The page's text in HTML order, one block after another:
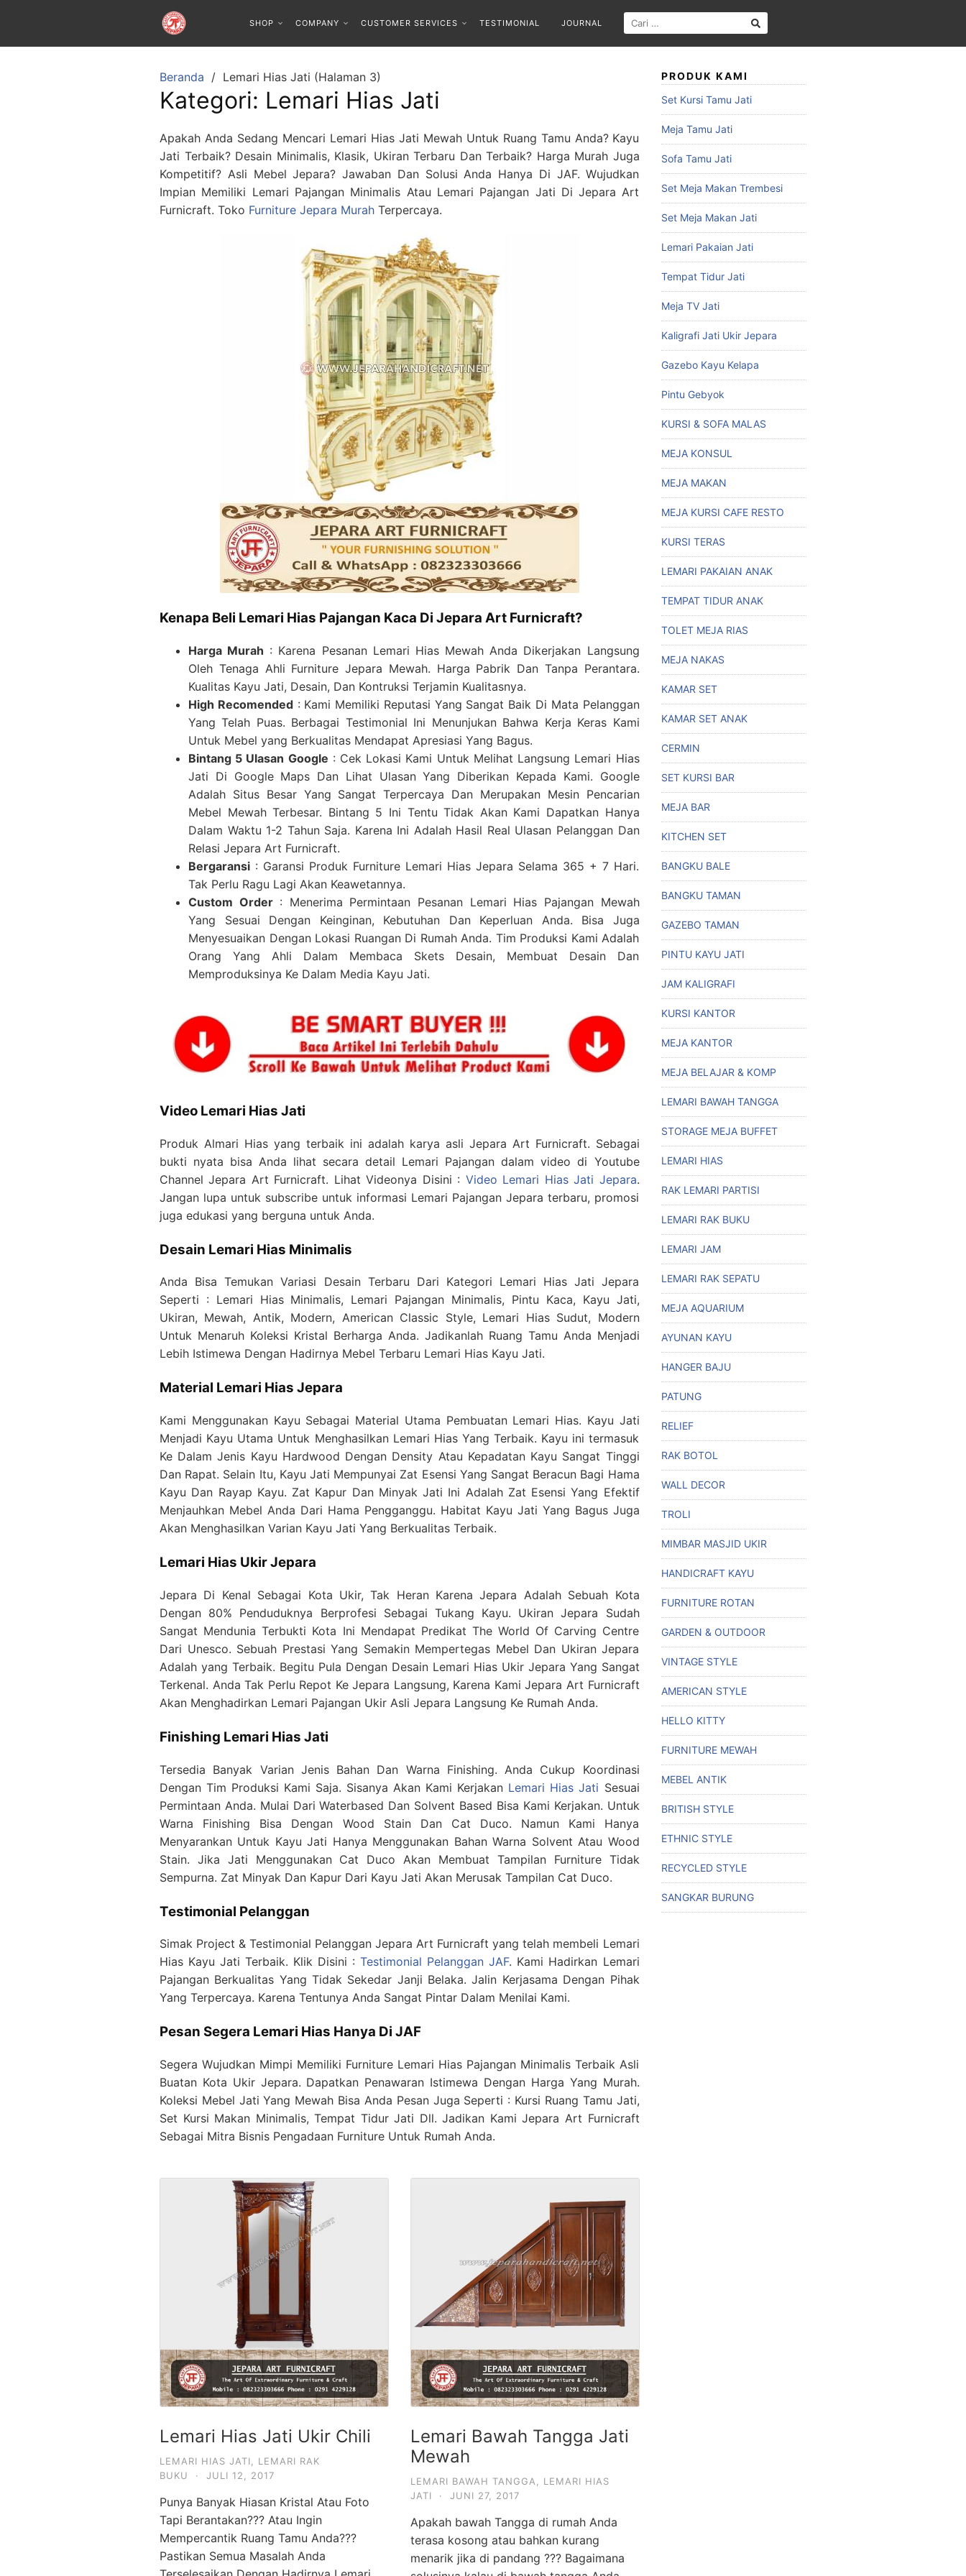
SHOP COMPANY CUSTOMER SERVICES TESTIMONIAL JOURNAL
Beranda Lemari Hias Jati (Halaman 3)
Kategori: Lemari Hias Jati
Apakah Anda Sedang Mencari Lemari Hias Jati Mewah Untuk Ruang Tamu Anda? Kayu
Jati Terbaik? Desain Minimalis, Klasik, Ukiran Terbaru Dan Terbaik? Harga Murah Juga
Kompetitif? Asli Mebel Jepara? Jawaban Dan Solusi Anda Hanya Di JAF. Wujudkan
Impian Memiliki Lemari Pajangan Minimalis Atau Lemari Pajangan Jati Di Jepara Art
Furnicraft. Toko Furniture Jepara Murah Terpercaya.
Kenapa Beli Lemari Hias Pajangan Kaca Di Jepara Art Furnicraft?
Harga Murah : Karena Pesanan Lemari Hias Mewah Anda Dikerjakan Langsung
Oleh Tenaga Ahli Furniture Jepara Mewah. Harga Pabrik Dan Tanpa Perantara.
Kualitas Kayu Jati, Desain, Dan Kontruksi Terjamin Kualitasnya.
High Recomended: Kami Memiliki Reputasi Yang Sangat Baik Di Mata Pelanggan
Yang Telah Puas. Berbagai Testimonial Ini Menunjukan Bahwa Kerja Keras Kami
Untuk Mebel yang Berkualitas Mendapat Apresiasi Yang Bagus.
Bintang 5 Ulasan Google : Cek Lokasi Kami Untuk Melihat Langsung Lemari Hias
Jati Di Google Maps Dan Lihat Ulasan Yang Diberikan Kepada Kami. Google
Adalah Situs Besar Yang Sangat Terpercaya Dan Merupakan Mesin Pencarian
Mebel Mewah Terbesar. Bintang 5 Ini Tentu Tidak Akan Kami Dapatkan Hanya
Dalam Waktu 1-2 Tahun Saja. Karena Ini Adalah Hasil Real Ulasan Pelanggan Dan
Relasi Jepara Art Furnicraft.
Bergaransi : Garansi Produk Furniture Lemari Hias Jepara Selama 365 + 7 Hari.
Tak Perlu Ragu Lagi Akan Keawetannya.
Custom Order: Menerima Permintaan Pesanan Lemari Hias Pajangan Mewah
Yang Sesuai Dengan Keinginan, Kebutuhan Dan Keperluan Anda. Bisa Juga
Menyesuaikan Dengan Lokasi Ruangan Di Rumah Anda. Tim Produksi Kami Adalah
Orang Yang Ahli Dalam Membaca Skets Desain, Membuat Desain Dan
Memproduksinya Ke Dalam Media Kayu Jati.
Video Lemari Hias Jati
Produk Almari Hias yang terbaik ini adalah karya asli Jepara Art Furnicraft. Sebagai
bukti nyata bisa Anda lihat secara detail Lemari Pajangan dalam video di Youtube
Channel Jepara Art Furnicraft. Lihat Videonya Disini : Video Lemari Hias Jati Jepara.
Jangan lupa untuk subscribe untuk informasi Lemari Pajangan Jepara terbaru, promosi
juga edukasi yang berguna untuk Anda.
Desain Lemari Hias Minimalis
Anda Bisa Temukan Variasi Desain Terbaru Dari Kategori Lemari Hias Jati Jepara
Seperti : Lemari Hias Minimalis, Lemari Pajangan Minimalis, Pintu Kaca, Kayu Jati,
Ukiran, Mewah, Antik, Modern, American Classic Style, Lemari Hias Sudut, Modern
Untuk Menaruh Koleksi Kristal Berharga Anda. Jadikanlah Ruang Tamu Anda Menjadi
Lebih Istimewa Dengan Hadirnya Mebel Terbaru Lemari Hias Kayu Jati.
Material Lemari Hias Jepara
Kami Menggunakan Kayu Sebagai Material Utama Pembuatan Lemari Hias. Kayu Jati
Menjadi Kayu Utama Untuk Menghasilkan Lemari Hias Yang Terbaik. Kayu ini termasuk
Ke Dalam Jenis Kayu Hardwood Dengan Density Atau Kepadatan Kayu Sangat Tinggi
Dan Rapat. Selain Itu, Kayu Jati Mempunyai Zat Esensi Yang Sangat Beracun Bagi Hama
Kayu Dan Rayap Kayu. Zat Kapur Dan Minyak Jati Ini Adalah Zat Esensi Yang Efektif
Menjauhkan Mebel Anda Dari Hama Pengganggu. Habitat Kayu Jati Yang Bagus Juga
Akan Menghasilkan Varian Kayu Jati Yang Berkualitas Terbaik.
Lemari Hias Ukir Jepara
Jepara Di Kenal Sebagai Kota Ukir, Tak Heran Karena Jepara Adalah Sebuah Kota
Dengan 80% Penduduknya Berprofesi Sebagai Tukang Kayu. Ukiran Jepara Sudah
Sangat Mendunia Terbukti Kota Ini Mendapat Predikat The World Of Carving Centre
Dari Unesco. Sebuah Prestasi Yang Semakin Mempertegas Mebel Dan Ukiran Jepara
Adalah yang Terbaik. Begitu Pula Dengan Desain Lemari Hias Ukir Jepara Yang Sangat
Terkenal. Anda Tak Perlu Repot Ke Jepara Langsung, Karena Kami Jepara Art Furnicraft
Akan Menghadirkan Lemari Pajangan Ukir Asli Jepara Langsung Ke Rumah Anda.
Finishing Lemari Hias Jati
Tersedia Banyak Varian Jenis Bahan Dan Warna Finishing. Anda Cukup Koordinasi
Dengan Tim Produksi Kami Saja. Sisanya Akan Kami Kerjakan Lemari Hias Jati Sesuai
Permintaan Anda. Mulai Dari Waterbased Dan Solvent Based Bisa Kami Kerjakan. Untuk
Warna Finishing Bisa Dengan Wood Stain Dan Cat Duco. Namun Kami Hanya
Menyarankan Untuk Kayu Jati Hanya Menggunakan Bahan Warna Solvent Atau Wood
Stain. Jika Jati Menggunakan Cat Duco Akan Membuat Tampilan Furniture Tidak
Sempurna. Zat Minyak Dan Kapur Dari Kayu Jati Akan Merusak Tampilan Cat Duco.
Testimonial Pelanggan
Simak Project & Testimonial Pelanggan Jepara Art Furnicraft yang telah membeli Lemari
Hias Kayu Jati Terbaik. Klik Disini : Testimonial Pelanggan JAF. Kami Hadirkan Lemari
Pajangan Berkualitas Yang Tidak Sekedar Janji Belaka. Jalin Kerjasama Dengan Pihak
Yang Terpercaya. Karena Tentunya Anda Sangat Pintar Dalam Menilai Kami.
Pesan Segera Lemari Hias Hanya Di JAF
Segera Wujudkan Mimpi Memiliki Furniture Lemari Hias Pajangan Minimalis Terbaik Asli
Buatan Kota Ukir Jepara. Dapatkan Penawaran Istimewa Dengan Harga Yang Murah.
Koleksi Mebel Jati Yang Mewah Bisa Anda Pesan Juga Seperti : Kursi Ruang Tamu Jati,
Set Kursi Makan Minimalis, Tempat Tidur Jati Dll. Jadikan Kami Jepara Art Furnicraft
Sebagai Mitra Bisnis Pengadaan Furniture Untuk Rumah Anda.
Lemari Hias Jati Ukir Chili
LEMARI HIAS JATI
LEMARI RAK
BUKU
· JULI 12, 2017
Punya Banyak Hiasan Kristal Atau Foto
Tapi Berantakan??? Atau Ingin
Mempercantik Ruang Tamu Anda???
Pastikan Semua Masalah Anda
Lemari Bawah Tangga Jati
Mewah
LEMARI BAWAH TANGGA
LEMARI HIAS
JATI
· JUNI 27, 2017
Apakah bawah Tangga di rumah Anda
terasa kosong atau bahkan kurang
menarik jika di pandang ??? Bagaimana
PRODUK KAMI
Set Kursi Tamu Jati
Meja Tamu Jati
Sofa Tamu Jati
Set Meja Makan Trembesi
Set Meja Makan Jati
Lemari Pakaian Jati
Tempat Tidur Jati
Meja TV Jati
Kaligrafi Jati Ukir Jepara
Gazebo Kayu Kelapa
Pintu Gebyok
KURSI & SOFA MALAS
MEJA KONSUL
MEJA MAKAN
MEJA KURSI CAFE RESTO
KURSI TERAS
LEMARI PAKAIAN ANAK
TEMPAT TIDUR ANAK
TOLET MEJA RIAS
MEJA NAKAS
KAMAR SET
KAMAR SET ANAK
CERMIN
SET KURSI BAR
MEJA BAR
KITCHEN SET
BANGKU BALE
BANGKU TAMAN
GAZEBO TAMAN
PINTU KAYU JATI
JAM KALIGRAFI
KURSI KANTOR
MEJA KANTOR
MEJA BELAJAR & KOMP
LEMARI BAWAH TANGGA
STORAGE MEJA BUFFET
LEMARI HIAS
RAK LEMARI PARTISI
LEMARI RAK BUKU
LEMARI JAM
LEMARI RAK SEPATU
MEJA AQUARIUM
AYUNAN KAYU
HANGER BAJU
PATUNG
RELIEF
RAK BOTOL
WALL DECOR
TROLI
MIMBAR MASJID UKIR
HANDICRAFT KAYU
FURNITURE ROTAN
GARDEN & OUTDOOR
VINTAGE STYLE
AMERICAN STYLE
HELLO KITTY
FURNITURE MEWAH
MEBEL ANTIK
BRITISH STYLE
ETHNIC STYLE
RECYCLED STYLE
SANGKAR BURUNG